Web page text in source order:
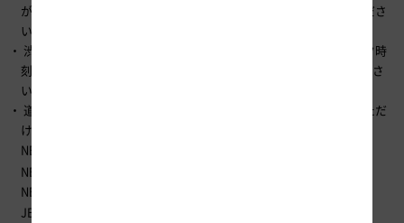
があり、刻々と変化しますので、 出発前やご旅行中にお役立てくださ
い。
渋滞予測情報は、渋滞の発生箇所、時間帯毎の渋滞長、渋滞ピーク時
刻などが分かりますので、ご旅行日・時間のご計画にお役立てくださ
い。
道路交通情報および渋滞予測情報は、以下のサイトからご利用いただ
けます。
NEXCO東日本（
NEXCO中日本（
NEXCO西日本（
JB本四高速（